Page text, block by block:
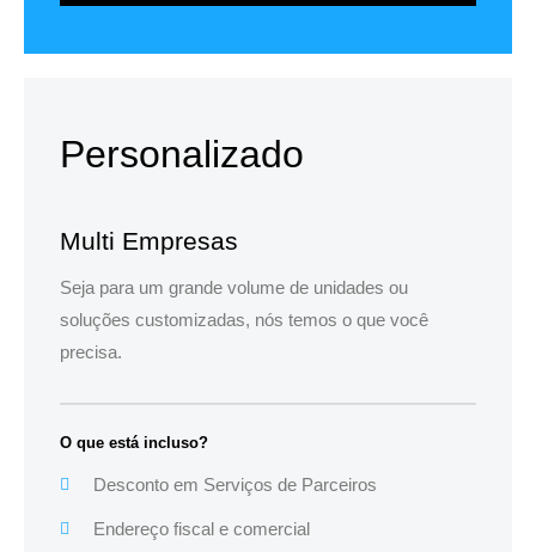
Personalizado
Multi Empresas
Seja para um grande volume de unidades ou
soluções customizadas, nós temos o que você
precisa.
O que está incluso?
Desconto em Serviços de Parceiros
Endereço fiscal e comercial